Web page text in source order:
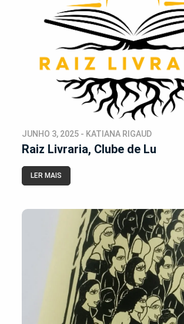
JUNHO 3, 2025 - KATIANA RIGAUD
Raiz Livraria, Clube de Lu
LER MAIS